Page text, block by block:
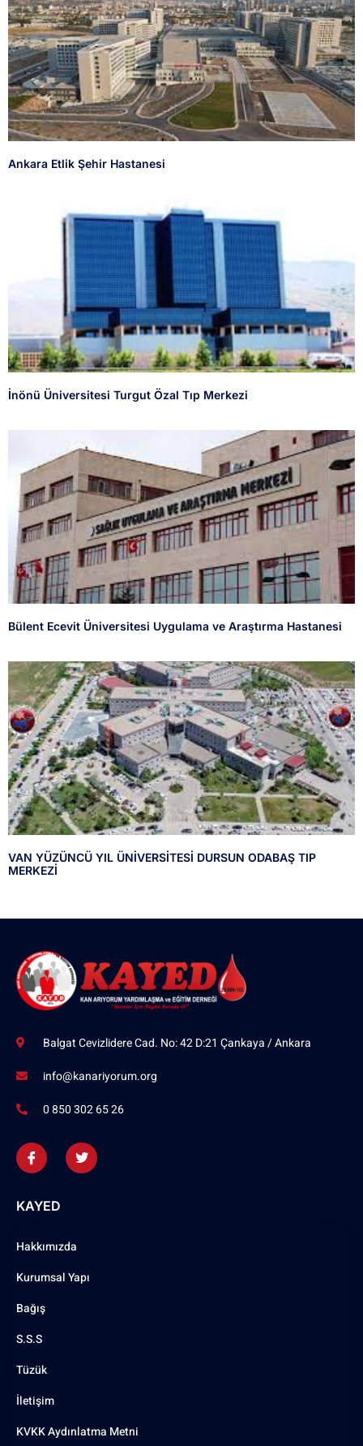
Ankara Etlik Şehir Hastanesi
İnönü Üniversitesi Turgut Özal Tıp Merkezi
Bülent Ecevit Üniversitesi Uygulama ve Araştırma Hastanesi
VAN YÜZÜNCÜ YIL ÜNİVERSİTESİ DURSUN ODABAŞ TIP
MERKEZİ
Balgat Cevizlidere Cad. No: 42 D:21 Çankaya / Ankara
info@kanariyorum.org
0 850 302 65 26
KAYED
Hakkımızda
Kurumsal Yapı
Bağış
S.S.S
Tüzük
İletişim
KVKK Aydınlatma Metni